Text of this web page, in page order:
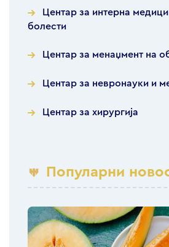
Центар за интерна
болести
Центар за менаџмент на
Центар за невронауки и
Центар за хирургија
Популарни